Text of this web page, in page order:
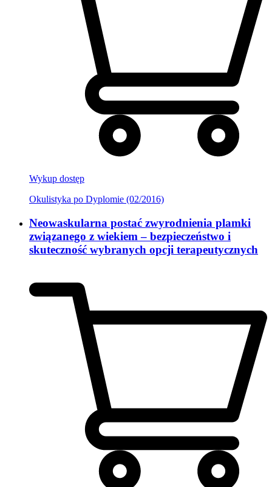
Wykup dostęp
Okulistyka po Dyplomie (02/2016)
Neowaskularna postać zwyrodnienia plamki
związanego z wiekiem – bezpieczeństwo i
skuteczność wybranych opcji terapeutycznych